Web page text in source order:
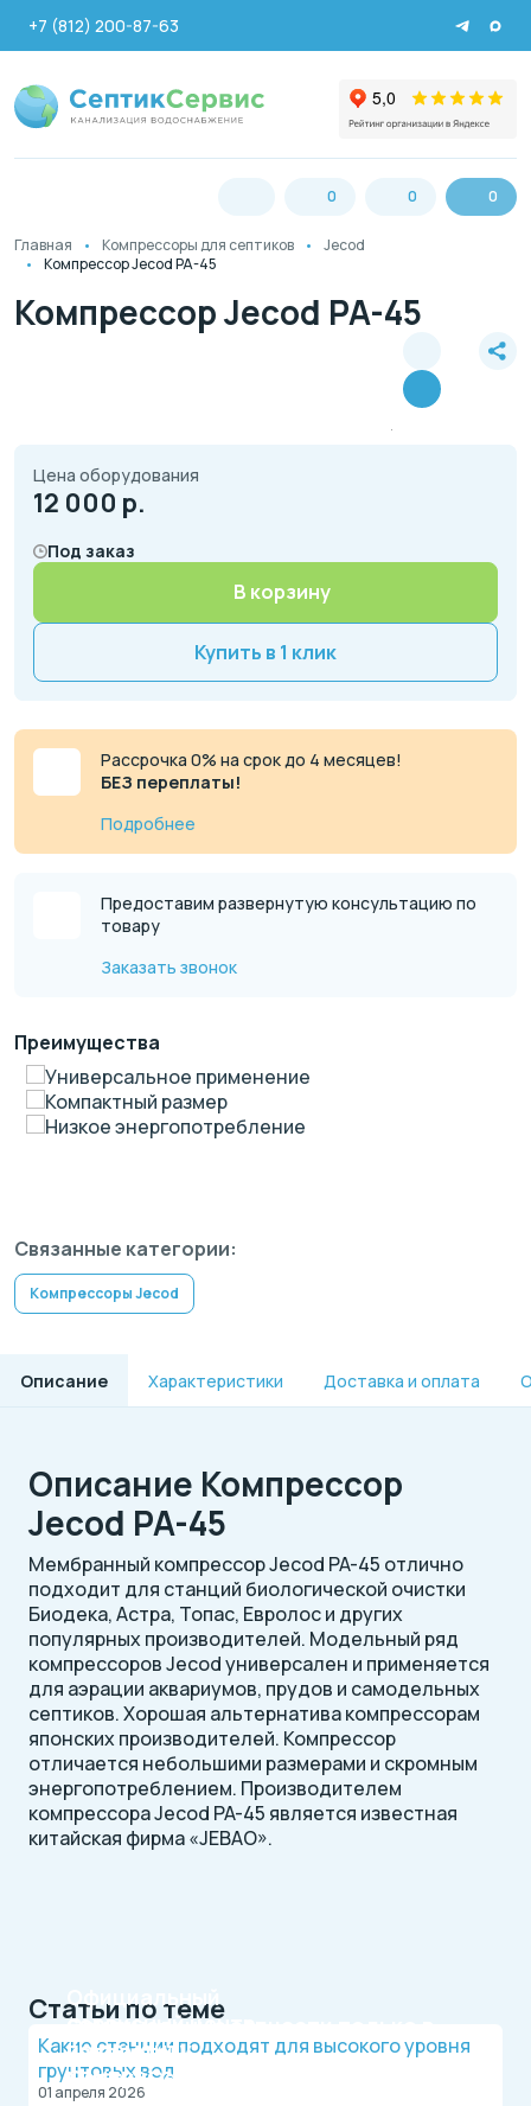
+7 (812) 200-87-63
0 0 0
Главная Компрессоры для септиков
Jecod
Компрессор Jecod PA-45
Компрессор Jecod PA-45
Цена оборудования
12 000 р.
Под заказ
В корзину
Купить в 1 клик
Рассрочка 0% на срок до 4 месяцев!
БЕЗ переплаты!
Подробнее
Предоставим развернутую консультацию по
товару
Заказать звонок
Преимущества
Универсальное применение
Компактный размер
Низкое энергопотребление
Связанные категории:
Компрессоры Jecod
Описание Характеристики Доставка и оплата
Описание Компрессор
Jecod PA-45
Мембранный компрессор Jecod PA-45 отлично
подходит для станций биологической очистки
Биодека, Астра, Топас, Евролос и других
популярных производителей. Модельный ряд
компрессоров Jecod универсален и применяется
для аэрации аквариумов, прудов и самодельных
септиков. Хорошая альтернатива компрессорам
японских производителей. Компрессор
отличается небольшими размерами и скромным
энергопотреблением. Производителем
компрессора Jecod PA-45 является известная
китайская фирма «JEBAO».
Официальный
сервисный центр
по ремонту
компрессоров
Оригинальные запчасти только в
каталоге
СептикСервис
Статьи по теме
Какие станции подходят для высокого уровня
грунтовых вод
01 апреля 2026